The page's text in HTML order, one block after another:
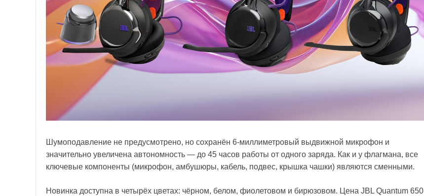
Шумоподавление не предусмотрено, но сохранён 6-миллиметровый выдвижной микрофон и
значительно увеличена автономность — до 45 часов работы от одного заряда. Как и у флагмана, все
ключевые компоненты (микрофон, амбушюры, кабель, подвес, крышка чашки) являются сменными.
Новинка доступна в четырёх цветах: чёрном, белом, фиолетовом и бирюзовом. Цена JBL Quantum 650